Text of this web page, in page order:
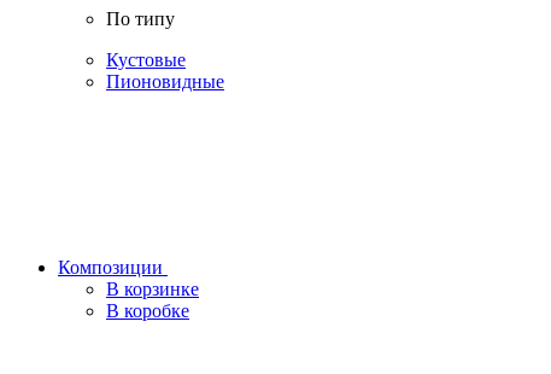
По типу
Кустовые
Пионовидные
Композиции
В корзинке
В коробке